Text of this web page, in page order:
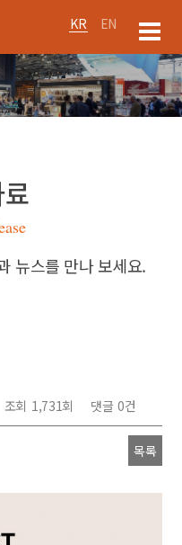
KR EN
뉴스를 만나 보세요.
조회 1,731회 댓글 0건
목록